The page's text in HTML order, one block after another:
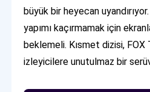
büyük bir heyecan
yapımı kaçırmamak için
beklemeli. Kısmet dizisi,
izleyicilere unutulmaz bir